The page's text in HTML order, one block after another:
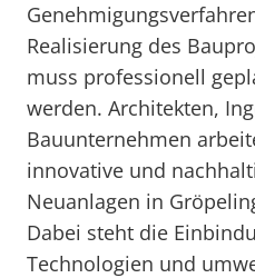
Realisierung des
muss professionell
werden. Architekten,
Bauunternehmen
innovative und
Neuanlagen in
Dabei steht die
Technologien und